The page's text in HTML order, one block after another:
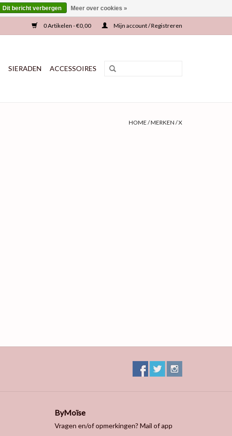
0 Artikelen - €0,00 Mijn account / Registreren
SIERADEN ACCESSOIRES
HOME /MERKEN /X
ByMoïse
Vragen en/of opmerkingen? Mail of app
Dit bericht verbergen Meer over cookies »